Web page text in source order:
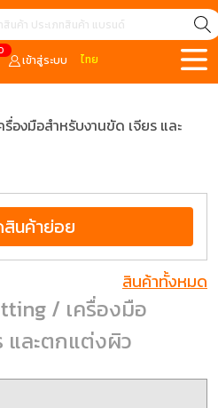
เข้าสู่ระบบ ไทย
องมือสำหรับงานขัด เจียร และ
นค้าย่อย
สินค้าทั้งหมด
/ เครื่องมือ
และตกแต่งผิว